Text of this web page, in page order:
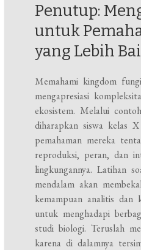
Penutup:
untuk
yang Lebih
Memahami kingdom
mengapresiasi
ekosistem. Melalui
diharapkan siswa kelas
pemahaman mereka
reproduksi, peran, dan
lingkungannya. Latihan
mendalam akan
kemampuan analitis dan
untuk menghadapi
studi biologi. Teruslah
karena di dalamnya